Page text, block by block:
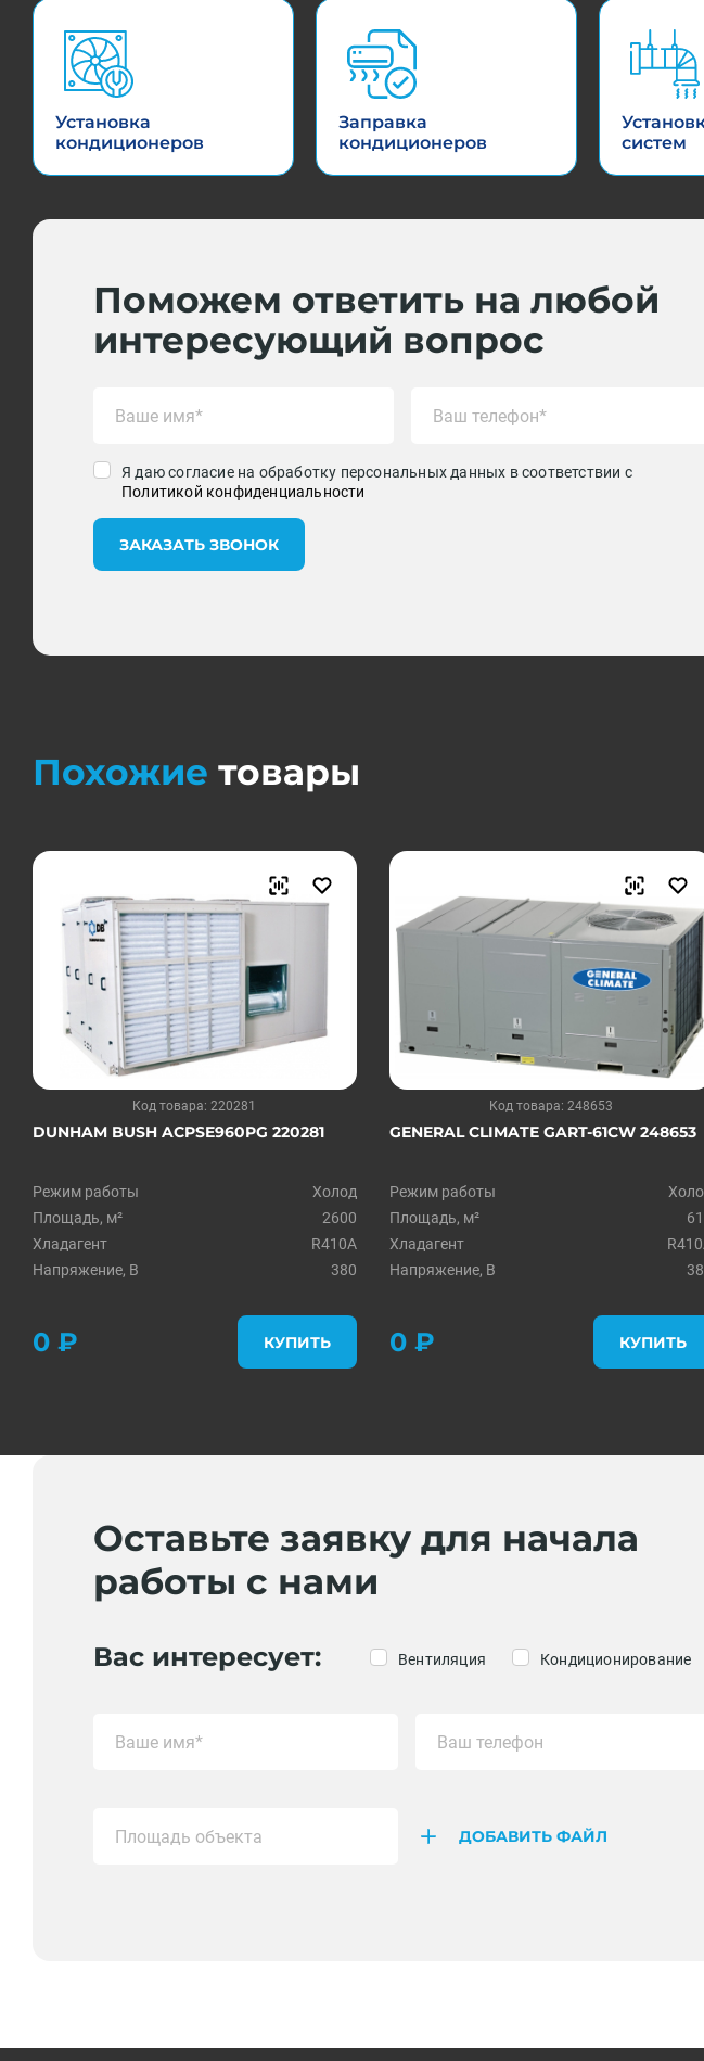
Установка
кондиционеров
Заправка
кондиционеров
систем
Поможем ответить на любой
интересующий вопрос
Я даю согласие на обработку персональных данных в соответствии с
Политикой конфиденциальности
ЗАКАЗАТЬ ЗВОНОК
Похожие товары
Код товара: 220281
DUNHAM BUSH ACPSE960PG 220281
Режим работы
Холод
Площадь, м²
2600
Хладагент
R410A
Напряжение, В
380
0 ₽ КУПИТЬ
Код товара: 248653
GENERAL CLIMATE GART-61CW 248653
Режим работы
Площадь, м²
Хладагент
Напряжение, В
0 ₽ КУПИТЬ
Оставьте заявку для начала
работы с нами
Вас интересует: Вентиляция Кондиционирование
ДОБАВИТЬ ФАЙЛ